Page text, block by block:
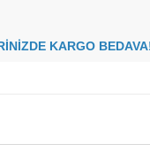
KARGO